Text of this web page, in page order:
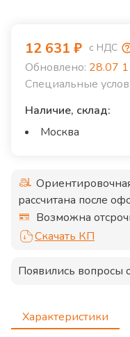
12 631 ₽ с НДС
Обновлено: 28.07
Специальные
Наличие, склад:
Москва
рассчитана после
Возможна
Скачать КП
Появились вопросы
Характеристики